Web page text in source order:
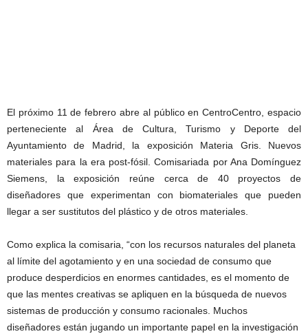
El próximo 11 de febrero abre al público en CentroCentro, espacio
perteneciente al Área de Cultura, Turismo y Deporte del
Ayuntamiento de Madrid, la exposición Materia Gris. Nuevos
materiales para la era post-fósil. Comisariada por Ana Domínguez
Siemens, la exposición reúne cerca de 40 proyectos de
diseñadores que experimentan con biomateriales que pueden
llegar a ser sustitutos del plástico y de otros materiales.
Como explica la comisaria, “con los recursos naturales del planeta
al límite del agotamiento y en una sociedad de consumo que
produce desperdicios en enormes cantidades, es el momento de
que las mentes creativas se apliquen en la búsqueda de nuevos
sistemas de producción y consumo racionales. Muchos
diseñadores están jugando un importante papel en la investigación